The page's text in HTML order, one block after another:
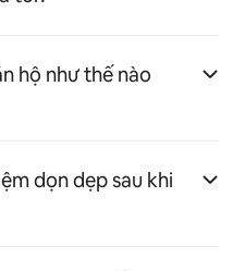
hộ như thế nào
dọn dẹp sau khi